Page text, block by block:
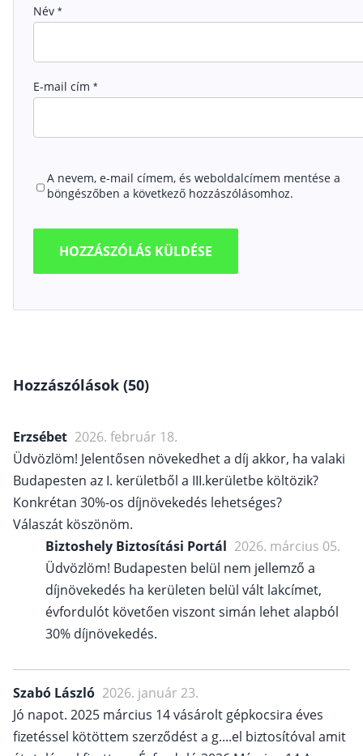
Név *
E-mail cím *
A nevem, e-mail címem, és weboldalcímem mentése a
böngészőben a következő hozzászólásomhoz.
Hozzászólások (50)
Erzsébet 2026. február 18.
Üdvözlöm! Jelentősen növekedhet a díj akkor, ha valaki
Budapesten az I. kerületből a III.kerületbe költözik?
Konkrétan 30%-os díjnövekedés lehetséges?
Válaszát köszönöm.
Biztoshely Biztosítási Portál 2026. március 05.
Üdvözlöm! Budapesten belül nem jellemző a
díjnövekedés ha kerületen belül vált lakcímet,
évfordulót követően viszont simán lehet alapból
30% díjnövekedés.
Szabó László 2026. január 23.
Jó napot. 2025 március 14 vásárolt gépkocsira éves
fizetéssel kötöttem szerződést a g....el biztosítóval amit